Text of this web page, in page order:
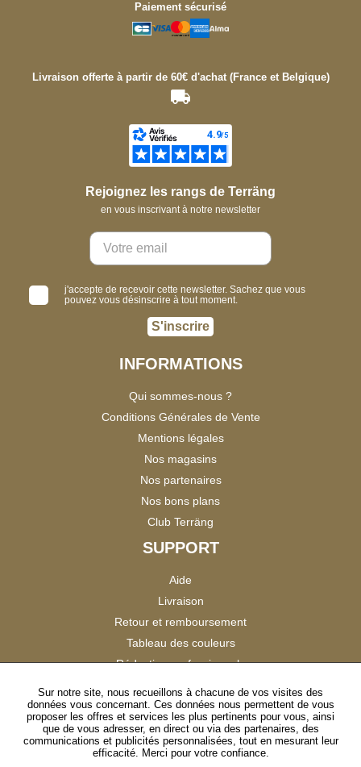
Paiement sécurisé
Livraison offerte à partir de 60€ d'achat (France et Belgique)
Rejoignez les rangs de Terräng
en vous inscrivant à notre newsletter
j'accepte de recevoir cette newsletter. Sachez que vous
pouvez vous désinscrire à tout moment.
S'inscrire
INFORMATIONS
Qui sommes-nous ?
Conditions Générales de Vente
Mentions légales
Nos magasins
Nos partenaires
Nos bons plans
Club Terräng
SUPPORT
Aide
Livraison
Retour et remboursement
Tableau des couleurs
Réduction professionnels
Catalogues
Satisfaction Clients
SUIVEZ-NOUS
Sur notre site, nous recueillons à chacune de vos visites des
données vous concernant. Ces données nous permettent de vous
proposer les offres et services les plus pertinents pour vous, ainsi
que de vous adresser, en direct ou via des partenaires, des
communications et publicités personnalisées, tout en mesurant leur
efficacité. Merci pour votre confiance.